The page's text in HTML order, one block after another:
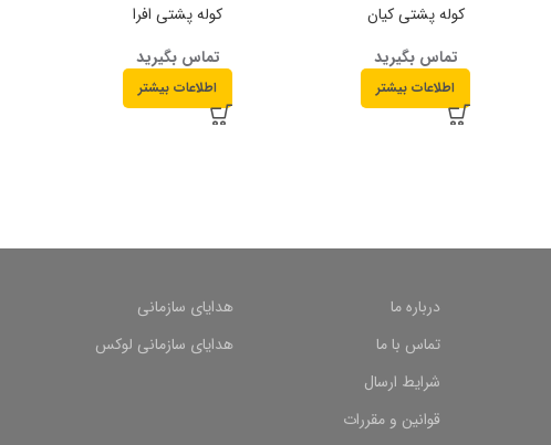
کوله پشتی کیان
تماس بگیرید
اطلاعات بیشتر
کوله پشتی افرا
تماس بگیرید
اطلاعات بیشتر
هدایای سازمانی
هدایای سازمانی لوکس
درباره ما
تماس با ما
شرایط ارسال
قوانین و مقررات